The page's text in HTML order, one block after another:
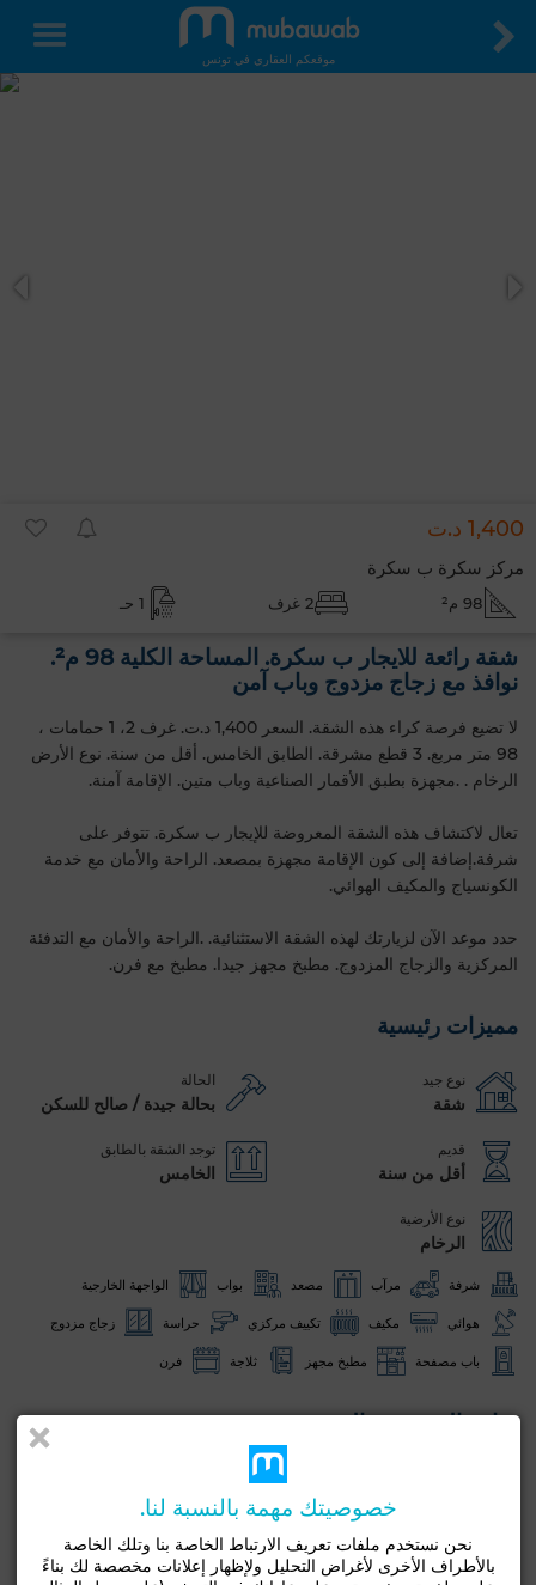
موقعكم العقاري في تونس
1,400 د.ت
مركز سكرة ب سكرة
98 م² 2 غرف 1 حـ
شقة رائعة للايجار ب سكرة. المساحة الكلية 98 م².
نوافذ مع زجاج مزدوج وباب آمن
لا تضيع فرصة كراء هذه الشقة. السعر 1,400 د.ت. غرف 2، 1 حمامات ،
98 متر مربع. 3 قطع مشرقة. الطابق الخامس. أقل من سنة. نوع الأرض
الرخام . .مجهزة بطبق الأقمار الصناعية وباب متين. الإقامة آمنة.
تعال لاكتشاف هذه الشقة المعروضة للإيجار ب سكرة. تتوفر على
شرفة.إضافة إلى كون الإقامة مجهزة بمصعد. الراحة والأمان مع خدمة
الكونسياج والمكيف الهوائي.
حدد موعد الآن لزيارتك لهذه الشقة الاستثنائية. .الراحة والأمان مع التدفئة
المركزية والزجاج المزدوج. مطبخ مجهز جيدا. مطبخ مع فرن.
مميزات رئيسية
نوع جيد
شقة
الحالة
بحالة جيدة / صالح للسكن
قديم
أقل من سنة
توجد الشقة بالطابق
الخامس
نوع الأرضية
الرخام
شرفة مرآب مصعد بواب الواجهة الخارجية
هوائي مكيف تكييف مركزي حراسة زجاج مزدوج
باب مصفحة مطبخ مجهز ثلاجة فرن
شاهد المزيد من الصور
خصوصيتك مهمة بالنسبة لنا.
نحن نستخدم ملفات تعريف الارتباط الخاصة بنا وتلك الخاصة
بالأطراف الأخرى لأغراض التحليل ولإظهار إعلانات مخصصة لك بناءً